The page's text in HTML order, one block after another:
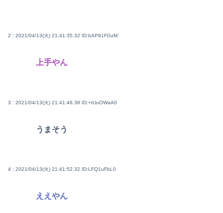
2 : 2021/04/13(火) 21:41:35.32 ID:bAP91FGzM
上手やん
3 : 2021/04/13(火) 21:41:46.38 ID:+tUuOWaA0
うまそう
4 : 2021/04/13(火) 21:41:52.32 ID:LFQ1uFbL0
ええやん